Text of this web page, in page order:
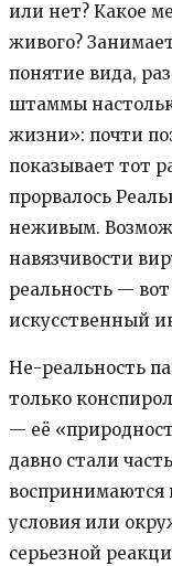
или нет? Какое
живого?
понятие вида,
штаммы
жизни»: почти
показывает тот
прорвалось
неживым.
навязчивости
реальность —
искусственный
Не-реальность
только
— её
давно стали
воспринимаются
условия или
серьезной